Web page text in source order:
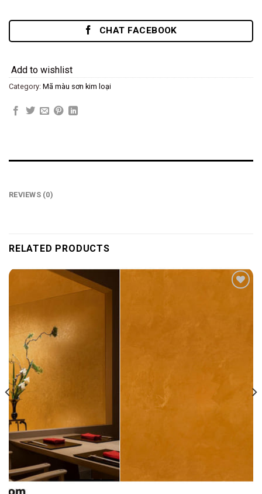
CHAT FACEBOOK
Add to wishlist
Category: Mã màu sơn kim loại
REVIEWS (0)
RELATED PRODUCTS